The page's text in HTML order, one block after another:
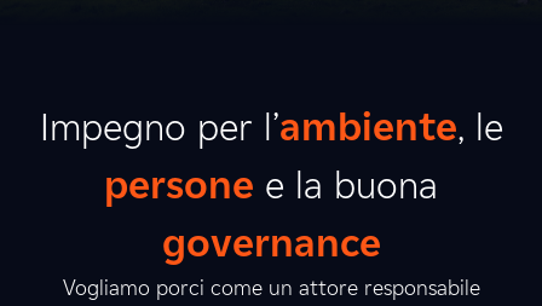
Impegno per l’ambiente, le
persone e la buona
governance
Vogliamo porci come un attore responsabile